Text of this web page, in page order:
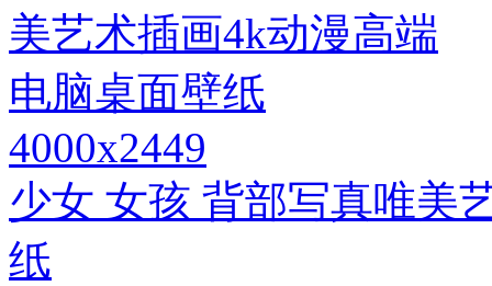
4000x2449
少女 女孩 背部写真唯美
纸